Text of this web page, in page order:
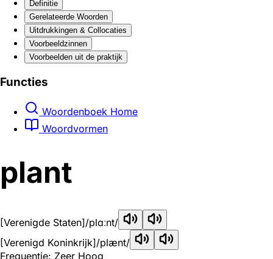
Definitie
Gerelateerde Woorden
Uitdrukkingen & Collocaties
Voorbeeldzinnen
Voorbeelden uit de praktijk
Functies
Woordenboek Home
Woordvormen
plant
[Verenigde Staten]/plɑːnt/
[Verenigd Koninkrijk]/plænt/
Frequentie: Zeer Hoog